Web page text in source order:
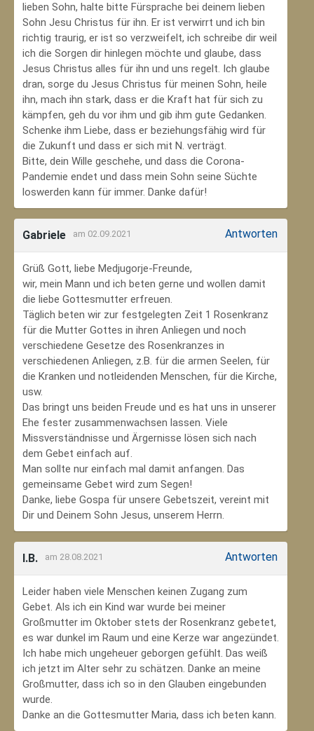
lieben Sohn, halte bitte Fürsprache bei deinem lieben
Sohn Jesu Christus für ihn. Er ist verwirrt und ich bin
richtig traurig, er ist so verzweifelt, ich schreibe dir weil
ich die Sorgen dir hinlegen möchte und glaube, dass
Jesus Christus alles für ihn und uns regelt. Ich glaube
dran, sorge du Jesus Christus für meinen Sohn‚ heile
ihn, mach ihn stark, dass er die Kraft hat für sich zu
kämpfen, geh du vor ihm und gib ihm gute Gedanken.
Schenke ihm Liebe, dass er beziehungsfähig wird für
die Zukunft und dass er sich mit N. verträgt.
Bitte, dein Wille geschehe, und dass die Corona-
Pandemie endet und dass mein Sohn seine Süchte
loswerden kann für immer. Danke dafür!
Gabriele am 02.09.2021 Antworten
Grüß Gott, liebe Medjugorje-Freunde,
wir, mein Mann und ich beten gerne und wollen damit
die liebe Gottesmutter erfreuen.
Täglich beten wir zur festgelegten Zeit 1 Rosenkranz
für die Mutter Gottes in ihren Anliegen und noch
verschiedene Gesetze des Rosenkranzes in
verschiedenen Anliegen, z.B. für die armen Seelen, für
die Kranken und notleidenden Menschen, für die Kirche,
usw.
Das bringt uns beiden Freude und es hat uns in unserer
Ehe fester zusammenwachsen lassen. Viele
Missverständnisse und Ärgernisse lösen sich nach
dem Gebet einfach auf.
Man sollte nur einfach mal damit anfangen. Das
gemeinsame Gebet wird zum Segen!
Danke, liebe Gospa für unsere Gebetszeit, vereint mit
Dir und Deinem Sohn Jesus, unserem Herrn.
I.B. am 28.08.2021 Antworten
Leider haben viele Menschen keinen Zugang zum
Gebet. Als ich ein Kind war wurde bei meiner
Großmutter im Oktober stets der Rosenkranz gebetet,
es war dunkel im Raum und eine Kerze war angezündet.
Ich habe mich ungeheuer geborgen gefühlt. Das weiß
ich jetzt im Alter sehr zu schätzen. Danke an meine
Großmutter, dass ich so in den Glauben eingebunden
wurde.
Danke an die Gottesmutter Maria, dass ich beten kann.